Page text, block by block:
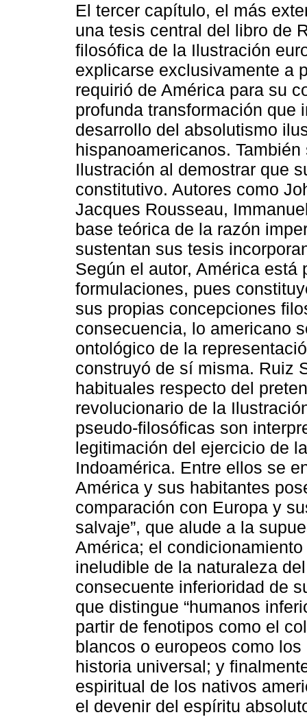
El tercer capítulo, el más
una tesis central del libro de
filosófica de la Ilustración
explicarse exclusivamente a
requirió de América para su
profunda transformación que
desarrollo del absolutismo
hispanoamericanos.
Ilustración al demostrar que
constitutivo. Autores como
Jacques Rousseau,
base teórica de la razón
sustentan sus tesis
Según el autor, América está
formulaciones, pues
sus propias concepciones
consecuencia, lo americano
ontológico de la
construyó de sí misma. Ruiz
habituales respecto del
revolucionario de la
pseudo-filosóficas son
legitimación del ejercicio de
Indoamérica. Entre ellos se
América y sus habitantes
comparación con Europa y
salvaje”, que alude a la
América; el
ineludible de la naturaleza
consecuente inferioridad de
que distingue “humanos
partir de fenotipos como el
blancos o europeos como
historia universal; y
espiritual de los nativos
el devenir del espíritu